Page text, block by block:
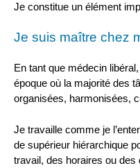
Je constitue un élément
Je suis maître chez
En tant que médecin
époque où la majorité des
organisées, harmonisées,
Je travaille comme je
de supérieur hiérarchique
travail, des horaires ou